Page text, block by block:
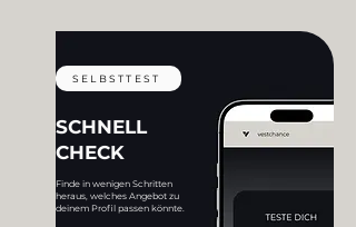
SELBSTTEST
SCHNELL
CHECK
Finde in wenigen Schritten
heraus, welches Angebot zu
deinem Profil passen könnte.